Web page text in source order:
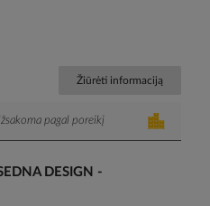
Žiūrėti informaciją
pagal poreikį
DESIGN -